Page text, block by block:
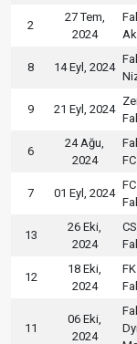
2
27 Tem,
2024
8 14 Eyl, 2024
9 21 Eyl, 2024
6
24 Ağu,
2024
7 01 Eyl, 2024
13
26 Eki,
2024
12
18 Eki,
2024
11
06 Eki,
2024